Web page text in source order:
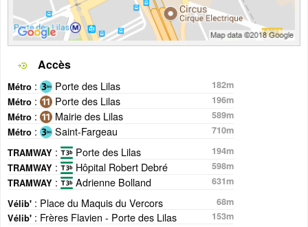
Accès
Métro : Porte des Lilas
182m
Métro : Porte des Lilas
196m
Métro : Mairie des Lilas
589m
Métro : Saint-Fargeau
710m
TRAMWAY : Porte des Lilas
194m
TRAMWAY : Hôpital Robert Debré
598m
TRAMWAY : Adrienne Bolland
631m
Vélib' : Place du Maquis du Vercors
68m
Vélib' : Frères Flavien - Porte des Lilas
153m